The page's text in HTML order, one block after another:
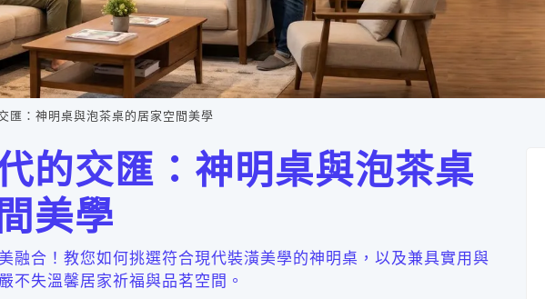
匯：神明桌與泡茶桌的居家空間美學
的交匯：神明桌與泡茶桌
美學
融合！教您如何挑選符合現代裝潢美學的神明桌，以及兼具實用與
不失溫馨居家祈福與品茗空間。